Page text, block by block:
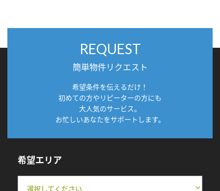
REQUEST
簡単物件リクエスト
希望条件を伝えるだけ！
初めての方やリピーターの方にも
大人気のサービス。
お忙しいあなたをサポートします。
希望エリア